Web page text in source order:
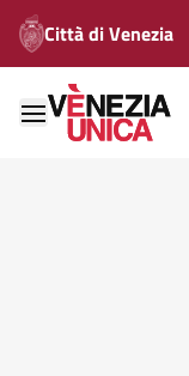
Città di Venezia